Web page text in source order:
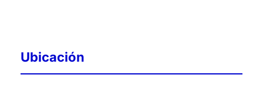
Ubicación